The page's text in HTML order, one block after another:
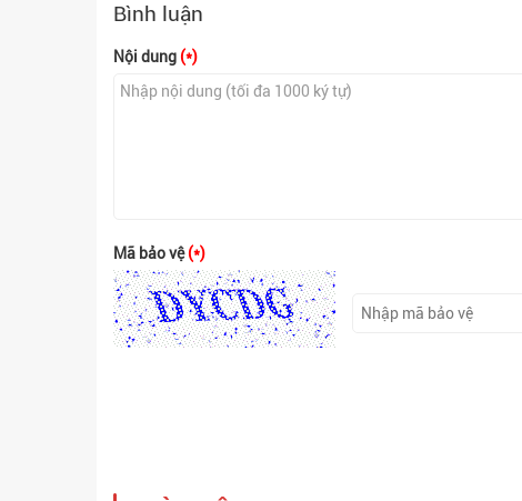
Bình luận
Nội dung (*)
Mã bảo vệ(*)